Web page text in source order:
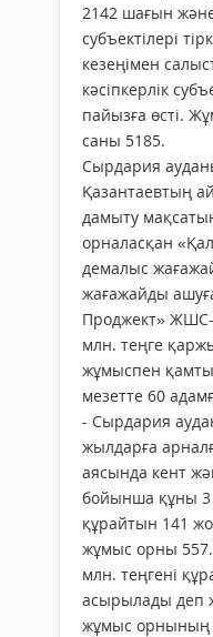
2142 шағын және
субъектілері
кезеңімен
кәсіпкерлік
пайызға өсті.
саны 5185.
Сырдария
Қазантаевтың
дамыту
орналасқан
демалыс
жағажайды
Проджект» ЖШС-
млн. теңге
жұмыспен
мезетте 60
- Сырдария
жылдарға
аясында кент
бойынша құны 3
құрайтын 141
жұмыс орны
млн. теңгені
асырылады деп
жұмыс орнының